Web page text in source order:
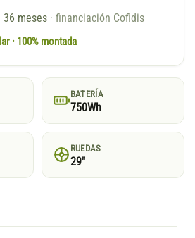
36 meses · financiación Cofidis
· 100% montada
BATERÍA
750Wh
RUEDAS
29"